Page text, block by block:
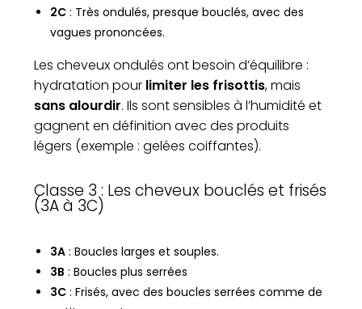
2C : Très ondulés, presque bouclés, avec des
vagues prononcées.
Les cheveux ondulés ont besoin d’équilibre :
hydratation pour limiter les frisottis, mais
sans alourdir. Ils sont sensibles à l’humidité et
gagnent en définition avec des produits
légers (exemple : gelées coiffantes).
Classe 3 : Les cheveux bouclés et frisés
(3A à 3C)
3A : Boucles larges et souples.
3B : Boucles plus serrées
3C : Frisés, avec des boucles serrées comme de